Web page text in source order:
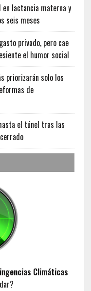
en lactancia materna y
seis meses
privado, pero cae
el humor social
priorizarán solo los
de
el túnel tras las
Climáticas